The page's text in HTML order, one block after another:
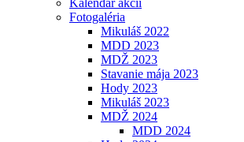
Kalendár akcií
Fotogaléria
Mikuláš 2022
MDD 2023
MDŽ 2023
Stavanie mája 2023
Hody 2023
Mikuláš 2023
MDŽ 2024
MDD 2024